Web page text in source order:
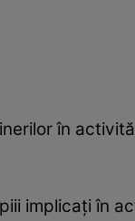
în
implicaţi în